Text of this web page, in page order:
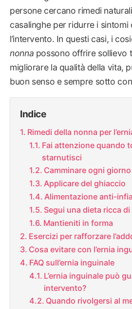
persone cercano rimedi
casalinghe per ridurre i
l’intervento. In questi casi, i
nonna possono offrire sollievo
migliorare la qualità della vita,
buon senso e sempre sotto
Indice
Rimedi della nonna per
Fai attenzione quando
starnutisci
Camminare ogni giorno
Applicare del ghiaccio
Alimentazione anti-
Segui una dieta ricca
Mantieniti in forma
Esercizi per rafforzare
Cosa evitare con l’ernia
FAQ sull’ernia inguinale
L’ernia inguinale può
intervento?
Quando rivolgersi al